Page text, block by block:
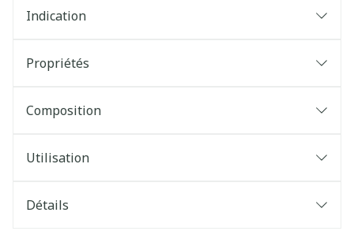
Indication
Propriétés
Composition
Utilisation
Détails